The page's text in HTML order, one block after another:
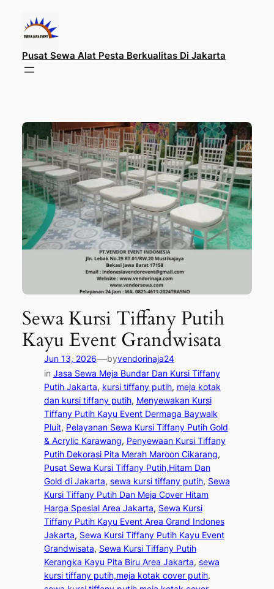
konten
Pusat Sewa Alat Pesta Berkualitas Di Jakarta
Sewa Kursi Tiffany Putih
Kayu Event Grandwisata
Jun 13, 2026—byvendorinaja24
in Jasa Sewa Meja Bundar Dan Kursi Tiffany
Putih Jakarta, kursi tiffany putih, meja kotak
dan kursi tiffany putih, Menyewakan Kursi
Tiffany Putih Kayu Event Dermaga Baywalk
Pluit, Pelayanan Sewa Kursi Tiffany Putih Gold
& Acrylic Karawang, Penyewaan Kursi Tiffany
Putih Dekorasi Pita Merah Maroon Cikarang
Pusat Sewa Kursi Tiffany Putih,Hitam Dan
Gold di Jakarta, sewa kursi tiffany putih, Sewa
Kursi Tiffany Putih Dan Meja Cover Hitam
Harga Spesial Area Jakarta, Sewa Kursi
Tiffany Putih Kayu Event Area Grand Indones
Jakarta, Sewa Kursi Tiffany Putih Kayu Event
Grandwisata, Sewa Kursi Tiffany Putih
Kerangka Kayu Pita Biru Area Jakarta, sewa
kursi tiffany putih,meja kotak cover putih